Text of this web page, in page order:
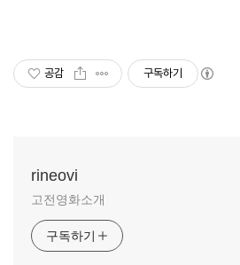
공감 구독하기
rineovi
고전영화소개
구독하기